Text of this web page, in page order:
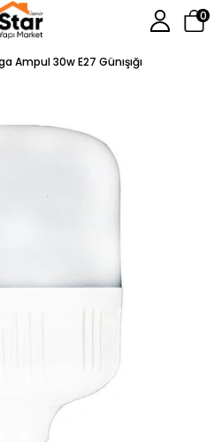
0
Ampul 30w E27 Günışığı